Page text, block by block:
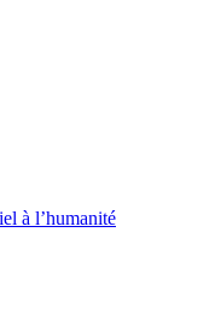
à l’humanité